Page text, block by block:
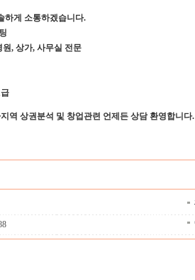
하게 소통하겠습니다.
원, 상가, 사무실 전문
급
역 상권분석 및 창업관련 언제든 상담 환영합니다.